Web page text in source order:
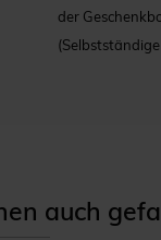
der
auch